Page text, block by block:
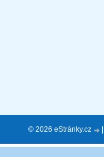
© 2026 eStránky.cz